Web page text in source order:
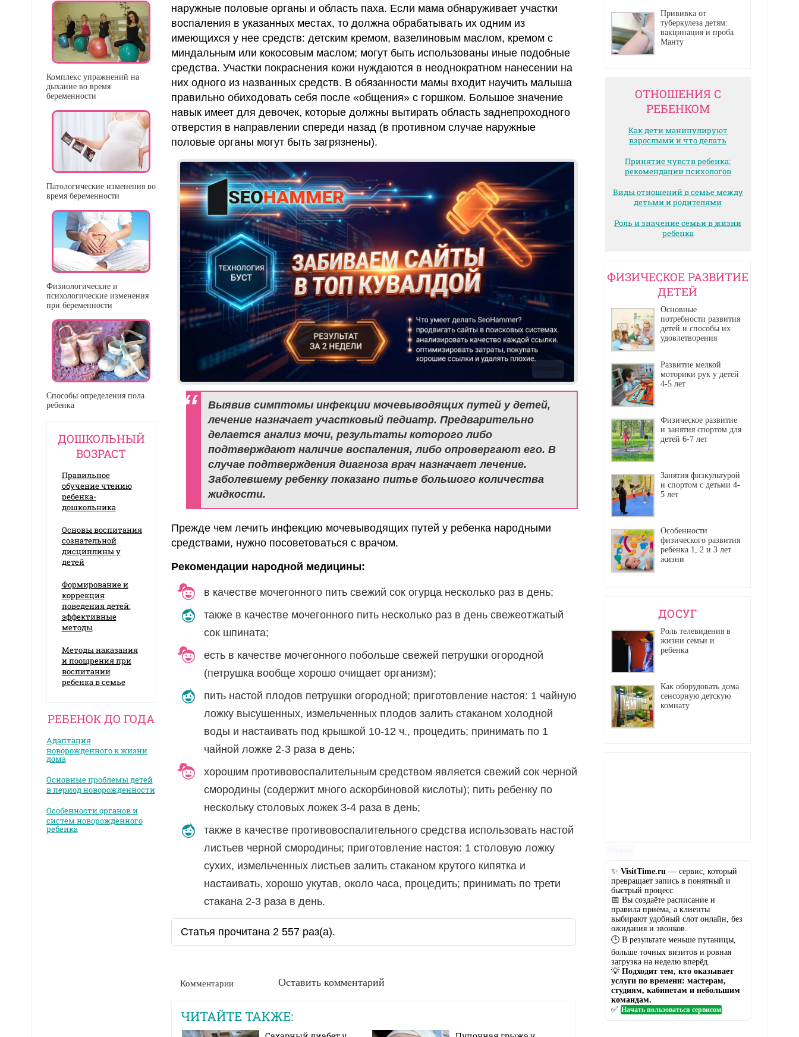
Комплекс упражнений на
дыхание во время
беременности
Патологические изменения во
время беременности
Физиологические и
психологические изменения
при беременности
Способы определения пола
ребенка
ДОШКОЛЬНЫЙ
ВОЗРАСТ
Правильное
обучение чтению
ребенка-
дошкольника
Основы воспитания
сознательной
дисциплины у
детей
Формирование и
коррекция
поведения детей:
эффективные
методы
Методы наказания
и поощрения при
воспитании
ребенка в семье
РЕБЕНОК ДО ГОДА
Адаптация
новорожденного к жизни
дома
Основные проблемы детей
в период новорожденности
Особенности органов и
систем новорожденного
ребенка
наружные половые органы и область паха. Если мама обнаруживает участки
воспаления в указанных местах, то должна обрабатывать их одним из
имеющихся у нее средств: детским кремом, вазелиновым маслом, кремом с
миндальным или кокосовым маслом; могут быть использованы иные подобные
средства. Участки покраснения кожи нуждаются в неоднократном нанесении на
них одного из названных средств. В обязанности мамы входит научить малыша
правильно обиходовать себя после «общения» с горшком. Большое значение
навык имеет для девочек, которые должны вытирать область заднепроходного
отверстия в направлении спереди назад (в противном случае наружные
половые органы могут быть загрязнены).
Выявив симптомы инфекции мочевыводящих путей у детей,
лечение назначает участковый педиатр. Предварительно
делается анализ мочи, результаты которого либо
подтверждают наличие воспаления, либо опровергают его. В
случае подтверждения диагноза врач назначает лечение.
Заболевшему ребенку показано питье большого количества
жидкости.
Прежде чем лечить инфекцию мочевыводящих путей у ребенка народными
средствами, нужно посоветоваться с врачом.
Рекомендации народной медицины:
в качестве мочегонного пить свежий сок огурца несколько раз в день;
также в качестве мочегонного пить несколько раз в день свежеотжатый
сок шпината;
есть в качестве мочегонного побольше свежей петрушки огородной
(петрушка вообще хорошо очищает организм);
пить настой плодов петрушки огородной; приготовление настоя: 1 чайную
ложку высушенных, измельченных плодов залить стаканом холодной
воды и настаивать под крышкой 10-12 ч., процедить; принимать по 1
чайной ложке 2-3 раза в день;
хорошим противовоспалительным средством является свежий сок черной
смородины (содержит много аскорбиновой кислоты); пить ребенку по
нескольку столовых ложек 3-4 раза в день;
также в качестве противовоспалительного средства использовать настой
листьев черной смородины; приготовление настоя: 1 столовую ложку
сухих, измельченных листьев залить стаканом крутого кипятка и
настаивать, хорошо укутав, около часа, процедить; принимать по трети
стакана 2-3 раза в день.
Статья прочитана 2 557 раз(a).
Комментарии Оставить комментарий
ЧИТАЙТЕ ТАКЖЕ:
Прививка от
туберкулеза детям:
вакцинация и проба
Манту
ОТНОШЕНИЯ С
РЕБЕНКОМ
Как дети манипулируют
взрослыми и что делать
Принятие чувств ребенка:
рекомендации психологов
Виды отношений в семье между
детьми и родителями
Роль и значение семьи в жизни
ребенка
ФИЗИЧЕСКОЕ РАЗВИТИЕ
ДЕТЕЙ
Основные
потребности развития
детей и способы их
удовлетворения
Развитие мелкой
моторики рук у детей
4-5 лет
Физическое развитие
и занятия спортом для
детей 6-7 лет
Занятия физкультурой
и спортом с детьми 4-
5 лет
Особенности
физического развития
ребенка 1, 2 и 3 лет
жизни
ДОСУГ
Роль телевидения в
жизни семьи и
ребенка
Как оборудовать дома
сенсорную детскую
комнату
✨ VisitTime.ru — сервис, который
превращает запись в понятный и
быстрый процесс.
📅 Вы создаёте расписание и
правила приёма, а клиенты
выбирают удобный слот онлайн, без
ожидания и звонков.
🕒 В результате меньше путаницы,
больше точных визитов и ровная
загрузка на неделю вперёд.
💡 Подходит тем, кто оказывает
услуги по времени: мастерам,
студиям, кабинетам и небольшим
командам.
✅ Начать пользоваться сервисом